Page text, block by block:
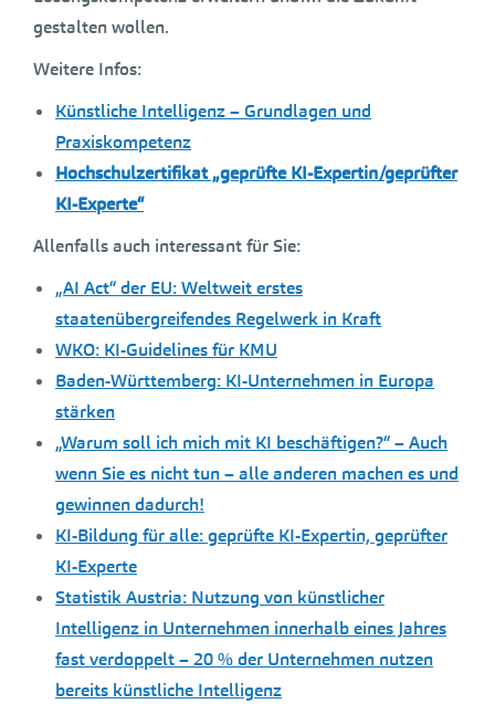
gestalten wollen.
Weitere Infos:
Künstliche Intelligenz – Grundlagen und
Praxiskompetenz
Hochschulzertifikat „geprüfte KI-Expertin/geprüfter
KI-Experte“
Allenfalls auch interessant für Sie:
„AI Act“ der EU: Weltweit erstes
staatenübergreifendes Regelwerk in Kraft
WKO: KI-Guidelines für KMU
Baden-Württemberg: KI-Unternehmen in Europa
stärken
„Warum soll ich mich mit KI beschäftigen?“ – Auch
wenn Sie es nicht tun – alle anderen machen es und
gewinnen dadurch!
KI-Bildung für alle: geprüfte KI-Expertin, geprüfter
KI-Experte
Statistik Austria: Nutzung von künstlicher
Intelligenz in Unternehmen innerhalb eines Jahres
fast verdoppelt – 20 % der Unternehmen nutzen
bereits künstliche Intelligenz